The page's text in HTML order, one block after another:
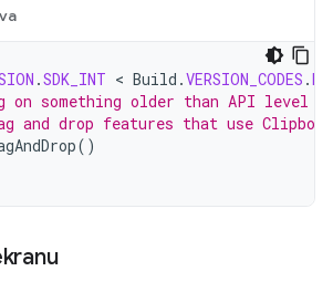
.SDK_INT < Build .VERSION_CODES .
on something older than API level
and drop features that use
()